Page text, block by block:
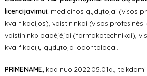
licencijavimui: medicinos gydytojai (visos
kvalifikacijos), vaistininkai (visos profesinės
vaistininko padėjėjai (farmakotechnikai),
kvalifikacijų gydytojai odontologai.
PRIMENAME, kad nuo 2022.05.01d.,